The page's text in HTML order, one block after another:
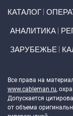
КАТАЛОГ
АНАЛИТИКА
ЗАРУБЕЖЬЕ
Все права на
www.cableman.ru,
Допускается
от объема